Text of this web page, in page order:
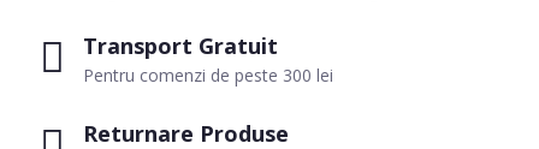
Transport Gratuit
Pentru comenzi de peste 300 lei
Returnare Produse